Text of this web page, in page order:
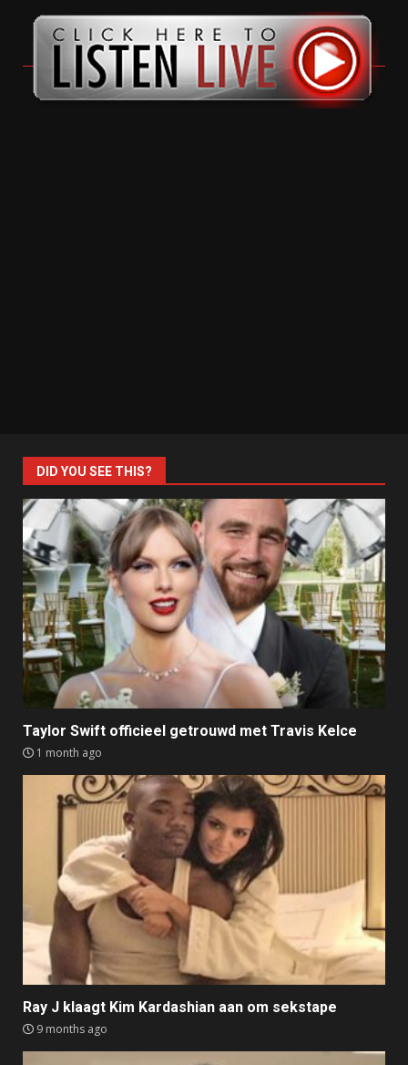
DID YOU SEE THIS?
Taylor Swift officieel getrouwd met Travis Kelce
1 month ago
Ray J klaagt Kim Kardashian aan om sekstape
9 months ago